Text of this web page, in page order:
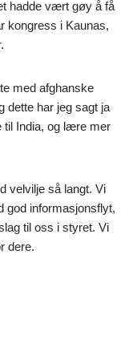
hadde vært gøy å få
kongress i Kaunas,
med afghanske
dette har jeg sagt ja
til India, og lære mer
velvilje så langt. Vi
god informasjonsflyt,
til oss i styret. Vi
dere.